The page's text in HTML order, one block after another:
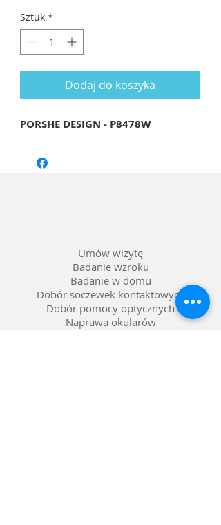
Sztuk *
Dodaj do koszyka
PORSHE DESIGN - P8478W
Umów wizytę
Badanie wzroku
Badanie w domu
Dobór soczewek kontaktowych
Dobór pomocy optycznych
Naprawa okularów